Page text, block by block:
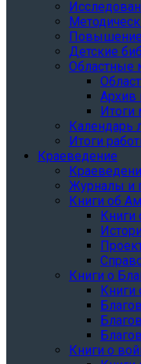
Детские
Областные
Архив
Итоги
Календарь
Итоги
Краеведение
Журналы и
Книги об
Книги
Книги о
Книги
Книги о